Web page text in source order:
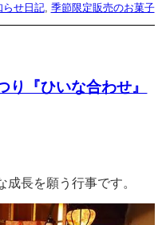
らせ日記, 季節限定販売のお菓子
り『ひいな合わせ』
長を願う行事です。